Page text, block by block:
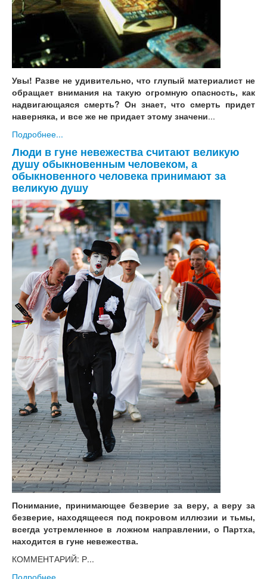
Увы! Разве не удивительно, что глупый материалист не
обращает внимания на такую огромную опасность, как
надвигающаяся смерть? Он знает, что смерть придет
наверняка, и все же не придает этому значени...
Подробнее...
Люди в гуне невежества считают великую
душу обыкновенным человеком, а
обыкновенного человека принимают за
великую душу
Понимание, принимающее безверие за веру, а веру за
безверие, находящееся под покровом иллюзии и тьмы,
всегда устремленное в ложном направлении, о Партха,
находится в гуне невежества.
КОММЕНТАРИЙ: Р...